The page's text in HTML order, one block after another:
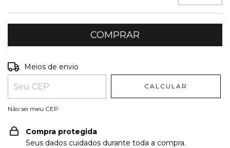
Entregas para o CEP:
Meios de envio
CALCULAR
Não sei meu CEP
Compra protegida
Seus dados cuidados durante toda a compra.